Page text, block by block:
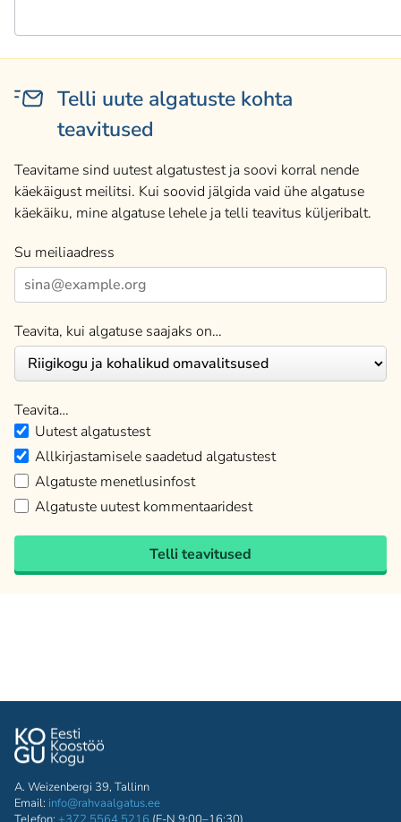
Telli uute algatuste kohta
teavitused
Teavitame sind uutest algatustest ja soovi korral nende
käekäigust meilitsi. Kui soovid jälgida vaid ühe algatuse
käekäiku, mine algatuse lehele ja telli teavitus küljeribalt.
Su meiliaadress
Teavita, kui algatuse saajaks on…
Teavita…
Uutest algatustest
Allkirjastamisele saadetud algatustest
Algatuste menetlusinfost
Algatuste uutest kommentaaridest
Telli teavitused
A. Weizenbergi 39, Tallinn
Email: info@rahvaalgatus.ee